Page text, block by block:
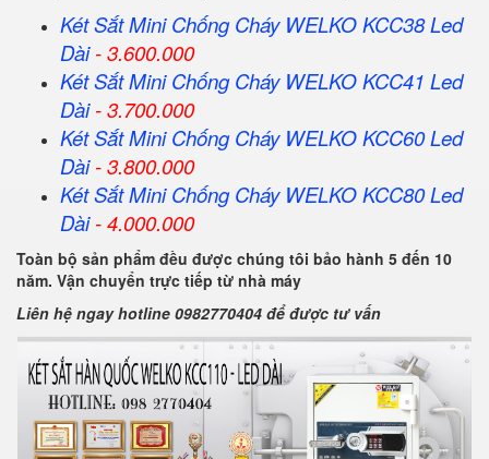
Két Sắt Mini Chống Cháy WELKO KCC38 Led
Dài- 3.600.000
Két Sắt Mini Chống Cháy WELKO KCC41 Led
Dài- 3.700.000
Két Sắt Mini Chống Cháy WELKO KCC60 Led
Dài- 3.800.000
Két Sắt Mini Chống Cháy WELKO KCC80 Led
Dài- 4.000.000
Toàn bộ sản phẩm đều được chúng tôi bảo hành 5 đến 10
năm. Vận chuyển trực tiếp từ nhà máy
Liên hệ ngay hotline 0982770404 để được tư vấn